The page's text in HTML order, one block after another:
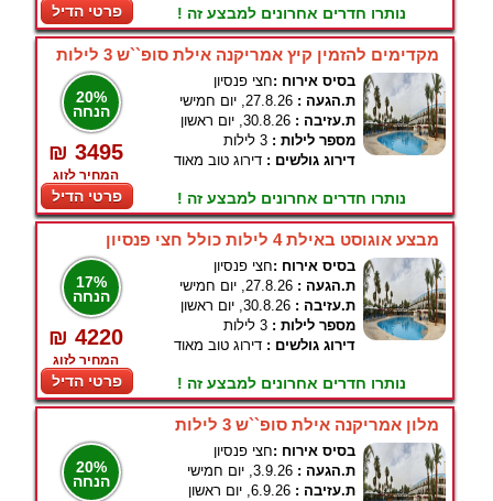
פרטי הדיל נותרו חדרים אחרונים למבצע זה !
מקדימים להזמין קיץ אמריקנה אילת סופ``ש 3 לילות
20%
הנחה
₪ 3495
המחיר לזוג
פרטי הדיל
בסיס אירוח :חצי פנסיון
ת.הגעה : 27.8.26, יום חמישי
ת.עזיבה : 30.8.26, יום ראשון
מספר לילות : 3 לילות
דירוג גולשים : דירוג טוב מאוד
נותרו חדרים אחרונים למבצע זה !
מבצע אוגוסט באילת 4 לילות כולל חצי פנסיון
17%
הנחה
₪ 4220
המחיר לזוג
פרטי הדיל
בסיס אירוח :חצי פנסיון
ת.הגעה : 27.8.26, יום חמישי
ת.עזיבה : 30.8.26, יום ראשון
מספר לילות : 3 לילות
דירוג גולשים : דירוג טוב מאוד
נותרו חדרים אחרונים למבצע זה !
מלון אמריקנה אילת סופ``ש 3 לילות
20%
הנחה
בסיס אירוח :חצי פנסיון
ת.הגעה : 3.9.26, יום חמישי
ת.עזיבה : 6.9.26, יום ראשון